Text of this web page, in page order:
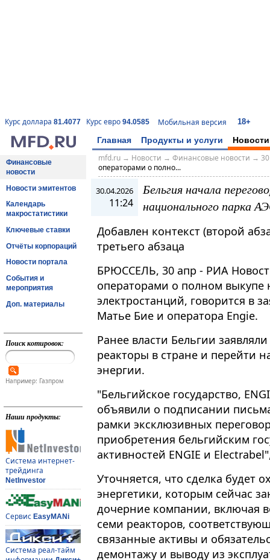
Курс доллара 81.4077 Курс евро 94.0585 Мобильная версия 18+
Главная Продукты и услуги Новости
Финансовые
новости
Новости эмитентов
Календарь
макростатистики
Ключевые ставки
Отчёты корпораций
Новости портала
События и
мероприятия
Доп. материалы
Поиск котировок:
Например: Газпром
Наши продукты:
Система интернет-
трейдинга
NetInvestor
Сервис EasyMANi
Система реал-тайм
mfd.ru→ Новости → Финансовые новости →
операторами о полно...
30.04.2026
11:24
Бельгия начала
национального парка
Добавлен контекст (второй
третьего абзаца
БРЮССЕЛЬ, 30 апр - РИА
операторами о полном
электростанций, говорится в
Матье Бие и оператора Engie.
Ранее власти Бельгии
реакторы в стране и перейти
энергии​​​.
"Бельгийское государство,
объявили о подписании
рамки эксклюзивных
приобретения бельгийским
активностей ENGIE и
Уточняется, что сделка будет
энергетики, которым сейчас
дочерние компании, включая
семи реакторов,
связанные активы и
демонтажу и выводу из